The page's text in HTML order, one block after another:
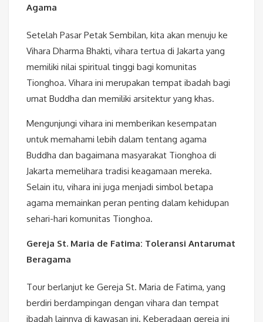
Agama
Setelah Pasar Petak Sembilan, kita akan menuju ke
Vihara Dharma Bhakti, vihara tertua di Jakarta yang
memiliki nilai spiritual tinggi bagi komunitas
Tionghoa. Vihara ini merupakan tempat ibadah bagi
umat Buddha dan memiliki arsitektur yang khas.
Mengunjungi vihara ini memberikan kesempatan
untuk memahami lebih dalam tentang agama
Buddha dan bagaimana masyarakat Tionghoa di
Jakarta memelihara tradisi keagamaan mereka.
Selain itu, vihara ini juga menjadi simbol betapa
agama memainkan peran penting dalam kehidupan
sehari-hari komunitas Tionghoa.
Gereja St. Maria de Fatima: Toleransi Antarumat
Beragama
Tour berlanjut ke Gereja St. Maria de Fatima, yang
berdiri berdampingan dengan vihara dan tempat
ibadah lainnya di kawasan ini. Keberadaan gereja ini